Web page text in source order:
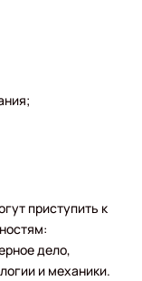
приступить к
дело,
и механики.